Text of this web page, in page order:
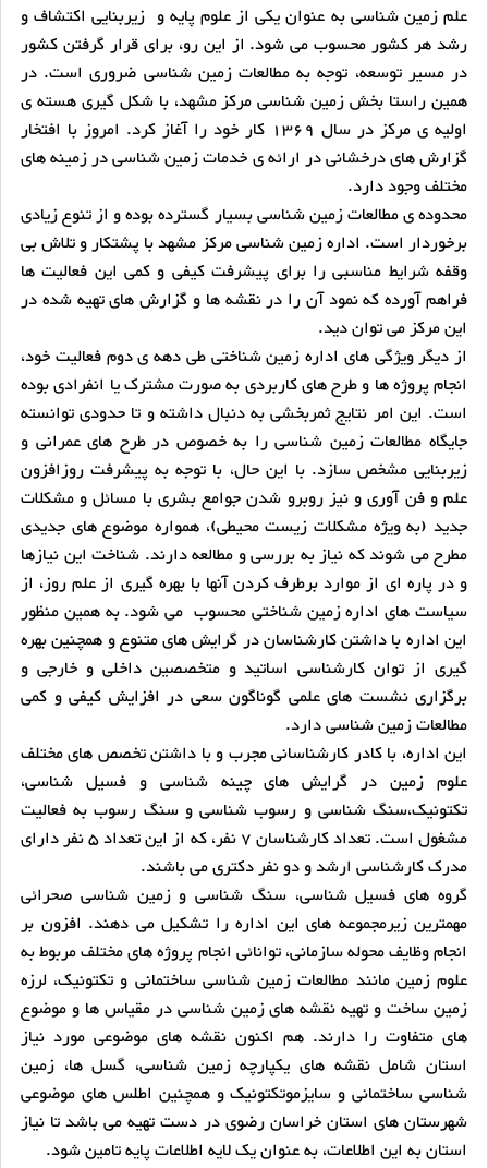
علم زمین شناسی به عنوان یکی از علوم پایه و زیربنایی اکتشاف و
رشد هر کشور محسوب می شود. از این رو، برای قرار گرفتن کشور
در مسیر توسعه، توجه به مطالعات زمین شناسی ضروری است. در
همین راستا بخش زمین شناسی مرکز مشهد، با شکل گیری هسته ی
اولیه ی مرکز در سال 1369 کار خود را آغاز کرد. امروز با افتخار
گزارش های درخشانی در ارائه ی خدمات زمین شناسی در زمینه های
مختلف وجود دارد.
محدوده ی مطالعات زمین شناسی بسیار گسترده بوده و از تنوع زیادی
برخوردار است. اداره زمین شناسی مرکز مشهد با پشتکار و تلاش بی
وقفه شرایط مناسبی را برای پیشرفت کیفی و کمی این فعالیت ها
فراهم آورده که نمود آن را در نقشه ها و گزارش های تهیه شده در
این مرکز می توان دید.
از دیگر ویژگی های اداره زمین شناختی طی دهه ی دوم فعالیت خود،
انجام پروژه ها و طرح های کاربردی به صورت مشترک یا انفرادی بوده
است. این امر نتایج ثمربخشی به دنبال داشته و تا حدودی توانسته
جایگاه مطالعات زمین شناسی را به خصوص در طرح های عمرانی و
زیربنایی مشخص سازد. با این حال، با توجه به پیشرفت روزافزون
علم و فن آوری و نیز روبرو شدن جوامع بشری با مسائل و مشکلات
جدید (به ویژه مشکلات زیست محیطی)، همواره موضوع های جدیدی
مطرح می شوند که نیاز به بررسی و مطالعه دارند. شناخت این نیازها
و در پاره ای از موارد برطرف کردن آنها با بهره گیری از علم روز، از
سیاست های اداره زمین شناختی محسوب می شود. به همین منظور
این اداره با داشتن کارشناسان در گرایش های متنوع و همچنین بهره
گیری از توان کارشناسی اساتید و متخصصین داخلی و خارجی و
برگزاری نشست های علمی گوناگون سعی در افزایش کیفی و کمی
مطالعات زمین شناسی دارد.
این اداره، با کادر کارشناسانی مجرب و با داشتن تخصص های مختلف
علوم زمین در گرایش های چینه شناسی و فسیل شناسی،
تکتونیک،سنگ شناسی و رسوب شناسی و سنگ رسوب به فعالیت
مشغول است. تعداد کارشناسان 7 نفر، که از این تعداد 5 نفر دارای
مدرک کارشناسی ارشد و دو نفر دکتری می باشند.
گروه های فسیل شناسی، سنگ شناسی و زمین شناسی صحرائی
مهمترین زیرمجموعه های این اداره را تشکیل می دهند. افزون بر
انجام وظایف محوله سازمانی، توانائی انجام پروژه های مختلف مربوط به
علوم زمین مانند مطالعات زمین شناسی ساختمانی و تکتونیک، لرزه
زمین ساخت و تهیه نقشه های زمین شناسی در مقیاس ها و موضوع
های متفاوت را دارند. هم اکنون نقشه های موضوعی مورد نیاز
استان شامل نقشه های یکپارچه زمین شناسی، گسل ها، زمین
شناسی ساختمانی و سایزموتکتونیک و همچنین اطلس های موضوعی
شهرستان های استان خراسان رضوی در دست تهیه می باشد تا نیاز
استان به این اطلاعات، به عنوان یک لایه اطلاعات پایه تامین شود.